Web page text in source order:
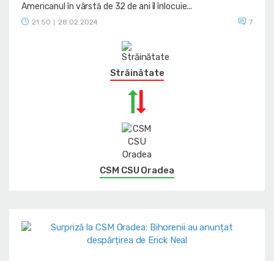
Americanul în vârstă de 32 de ani îl înlocuie...
21:50 28.02.2024 7
Străinătate
CSM CSU Oradea